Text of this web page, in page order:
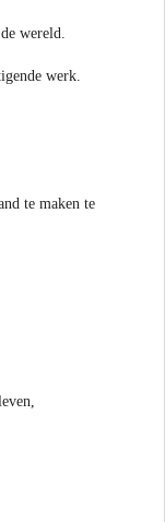
wereld.
werk.
te maken te